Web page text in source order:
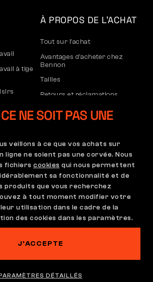
à tige
À PROPOS DE L’ACHAT
Tout sur l’achat
Avantages d’acheter chez
Bennon
Tailles
Retours et réclamations
Transport et paiement
Réclamations et garantie
Règlement de Réclamation
GDPR
| Français
NE SOIT PAS UNE
veillons à ce que vos achats sur
ligne ne soient pas une corvée. Nous
fichiers cookies qui nous permettent
sa fonctionnalité et de
produits que vous recherchez
à tout moment modifier votre
utilisation dans le cadre de la
des cookies dans les paramètres.
J'ACCEPTE
DÉTAILLÉS